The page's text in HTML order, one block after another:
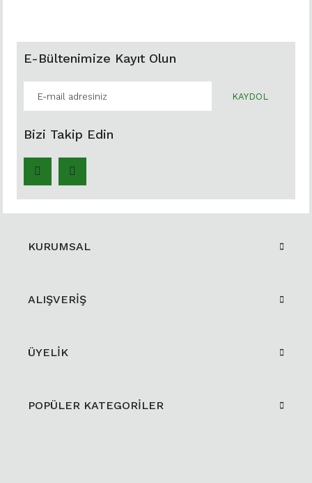
E-Bültenimize Kayıt Olun
KAYDOL
Bizi Takip Edin
KURUMSAL
ALIŞVERİŞ
ÜYELİK
POPÜLER KATEGORİLER